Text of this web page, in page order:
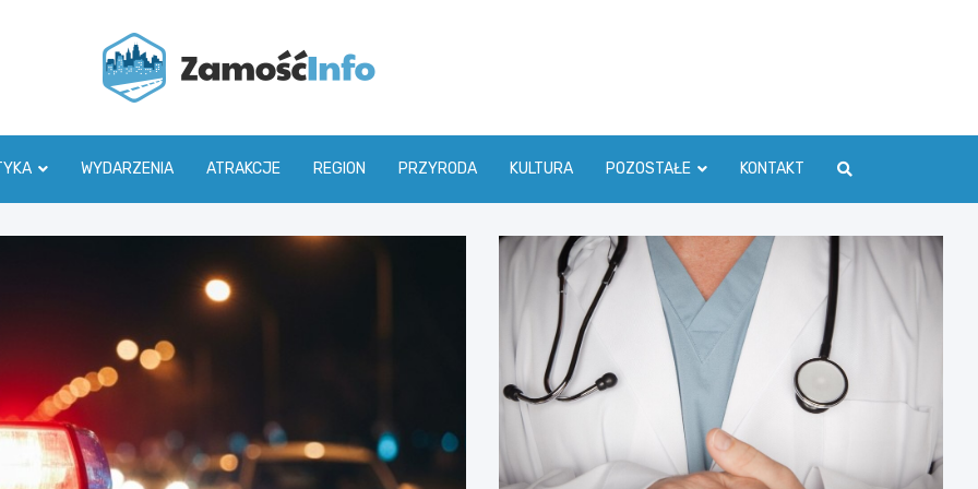
WYDARZENIA ATRAKCJE REGION PRZYRODA KULTURA POZOSTAŁE KONTAKT